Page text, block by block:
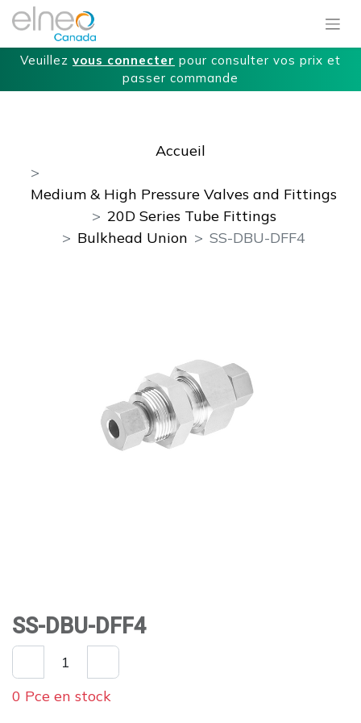
Veuillez vous connecter pour consulter vos prix et
passer commande
Accueil
Medium & High Pressure Valves and Fittings
20D Series Tube Fittings
Bulkhead Union
SS-DBU-DFF4
SS-DBU-DFF4
0 Pce en stock